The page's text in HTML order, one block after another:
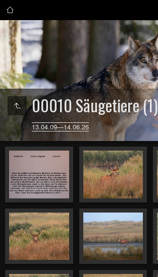
00010 Säugetiere (1)
13.04.09—14.06.26